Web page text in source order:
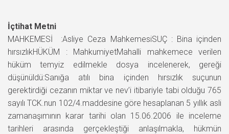
İçtihat Metni
MAHKEMESİ :Asliye Ceza MahkemesiSUÇ : Bina içinden
hırsızlıkHÜKÜM : MahkumiyetMahalli mahkemece verilen
hüküm temyiz edilmekle dosya incelenerek, gereği
düşünüldü:Sanığa atılı bina içinden hırsızlık suçunun
gerektirdiği cezanın miktar ve nev’i itibariyle tabi olduğu 765
sayılı TCK.nun 102/4.maddesine göre hesaplanan 5 yıllık asli
zamanaşımının karar tarihi olan 15.06.2006 ile inceleme
tarihleri arasında gerçekleştiği anlaşılmakla, hükmün